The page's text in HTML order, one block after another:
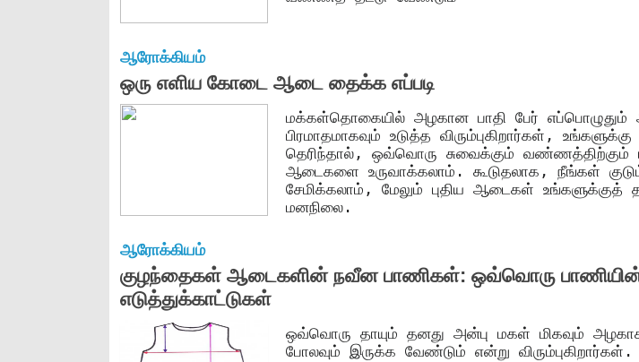
ஆரோக்கியம்
ஒரு எளிய கோடை ஆடை தைக்க எப்படி
மக்கள்தொகையில் அழகான பாதி பேர் எப்பொழுதும்
பிரமாதமாகவும் உடுத்த விரும்புகிறார்கள்,
தெரிந்தால், ஒவ்வொரு சுவைக்கும் வண்ணத்திற்கும்
ஆடைகளை உருவாக்கலாம். கூடுதலாக, நீங்கள்
சேமிக்கலாம், மேலும் புதிய ஆடைகள் உங்களுக்குத்
மனநிலை.
ஆரோக்கியம்
குழந்தைகள் ஆடைகளின் நவீன பாணிகள்: ஒவ்வொரு
எடுத்துக்காட்டுகள்
ஒவ்வொரு தாயும் தனது அன்பு மகள் மிகவும்
போலவும் இருக்க வேண்டும் என்று